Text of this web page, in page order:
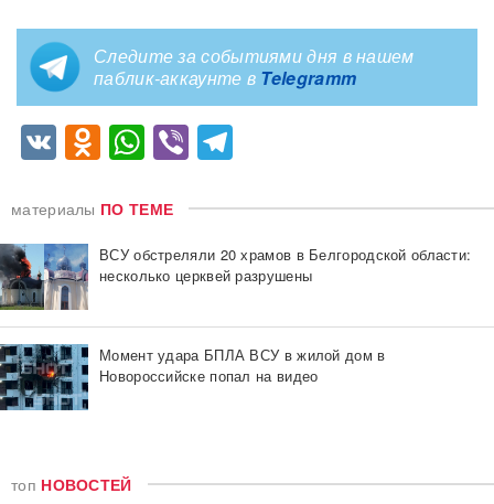
Следите за событиями дня в нашем
паблик-аккаунте в Telegramm
VKOdnoklassniki
WhatsApp
Viber
материалы ПО ТЕМЕ
ВСУ обстреляли 20 храмов в Белгородской области:
несколько церквей разрушены
Момент удара БПЛА ВСУ в жилой дом в
Новороссийске попал на видео
топ НОВОСТЕЙ